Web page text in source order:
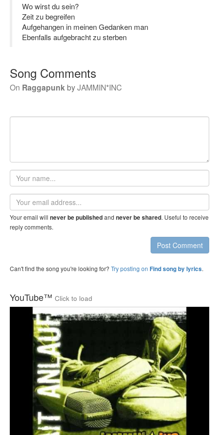
Wo wirst du sein?
Zeit zu begreifen
Aufgehangen in meinen Gedanken man
Ebenfalls aufgebracht zu sterben
Song Comments
On RaggapunkbyJAMMIN*INC
Your
name
Email
address
Your email will never be publishedand never be shared. Useful to receive
reply comments.
Post Comment
Can't find the song you're looking for? Try posting on Find song by lyrics.
YouTube™ Click to load